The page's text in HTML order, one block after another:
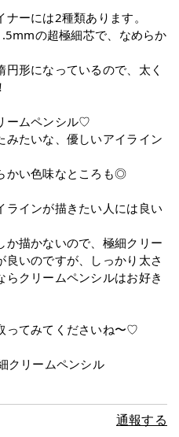
ーには2種類あります。
の超極細芯で、なめらか
形になっているので、太く
ームペンシル♡
みたいな、優しいアイライン
かい色味なところも◎
ラインが描きたい人には良い
か描かないので、極細クリー
いのですが、しっかり太さ
クリームペンシルはお好き
ってみてくださいね〜♡
クリームペンシル
通報する